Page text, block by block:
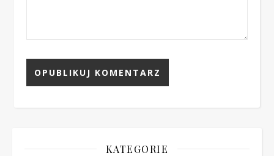
KATEGORIE